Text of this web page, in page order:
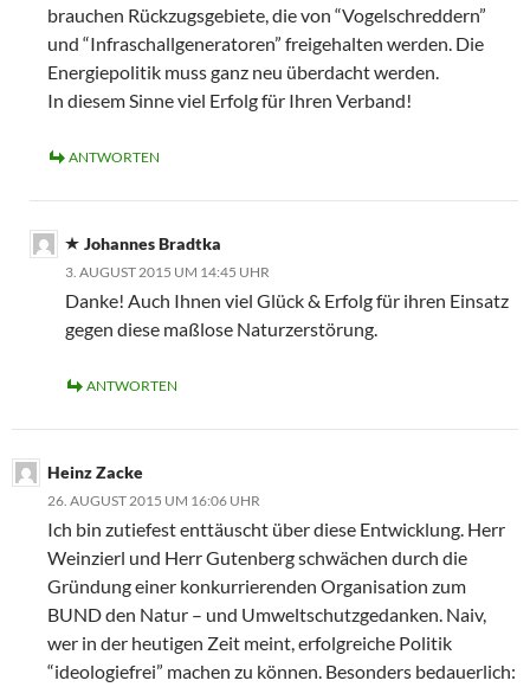
brauchen Rückzugsgebiete, die von “Vogelschreddern”
und “Infraschallgeneratoren” freigehalten werden. Die
Energiepolitik muss ganz neu überdacht werden.
In diesem Sinne viel Erfolg für Ihren Verband!
ANTWORTEN
Johannes Bradtka
3. AUGUST 2015 UM 14:45 UHR
Danke! Auch Ihnen viel Glück & Erfolg für ihren Einsatz
gegen diese maßlose Naturzerstörung.
ANTWORTEN
Heinz Zacke
26. AUGUST 2015 UM 16:06 UHR
Ich bin zutiefest enttäuscht über diese Entwicklung. Herr
Weinzierl und Herr Gutenberg schwächen durch die
Gründung einer konkurrierenden Organisation zum
BUND den Natur – und Umweltschutzgedanken. Naiv,
wer in der heutigen Zeit meint, erfolgreiche Politik
“ideologiefrei” machen zu können. Besonders bedauerlich: